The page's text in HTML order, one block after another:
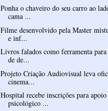
Ponha o chaveiro do seu carro ao
cama ...
Filme desenvolvido pela Master
e inf...
Livros falados como ferramenta
de de...
Projeto Criação Audiovisual leva
cinema...
Hospital recebe inscrições para apoio
psicológico ...